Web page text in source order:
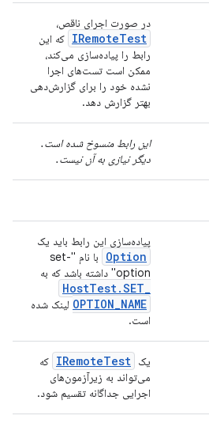
در صورت اجرای ناقص،
IRemoteTest
که این
رابط را پیاده‌سازی می‌کند،
ممکن است تست‌های اجرا
نشده خود را برای گزارش‌دهی
بهتر گزارش دهد.
این رابط منسوخ شده است.
دیگر نیازی به آن نیست.
پیاده‌سازی این رابط باید یک
Option
با نام "set-
option" داشته باشد که به
HostTest.SET_
OPTION_NAME
لینک شده
است.
یک IRemoteTest
که
می‌تواند به زیرآزمون‌های
اجرایی جداگانه تقسیم شود.